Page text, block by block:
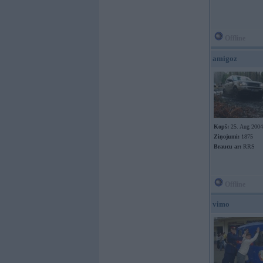
amigoz
Kopš: 25. Aug 2004
Ziņojumi: 1875
Braucu ar: RRS
vimo